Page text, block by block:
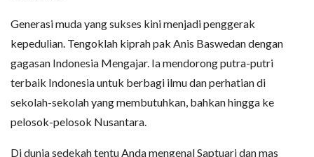
Generasi muda yang sukses kini menjadi penggerak
kepedulian. Tengoklah kiprah pak Anis Baswedan dengan
gagasan Indonesia Mengajar. Ia mendorong putra-putri
terbaik Indonesia untuk berbagi ilmu dan perhatian di
sekolah-sekolah yang membutuhkan, bahkan hingga ke
pelosok-pelosok Nusantara.
Di dunia sedekah tentu Anda mengenal Saptuari dan mas